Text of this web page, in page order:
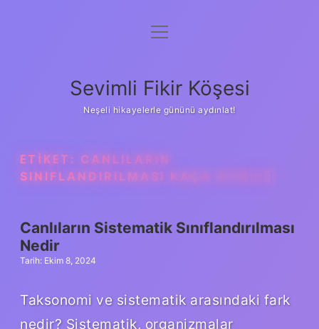
Anasayfa
Yasal Uyarı
menüyü
Sevimli Fikir Köşesi
Neşeli hikayelerle gününü aydınlat!
ETIKET: CANLILARIN
SINIFLANDIRILMASI KAÇA AYRILIR
Canlıların Sistematik Sınıflandırılması
Nedir
Tarih: Ekim 8, 2024
Taksonomi ve sistematik arasındaki fark
nedir? Sistematik, organizmalar